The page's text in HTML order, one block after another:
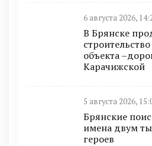
6 августа 2026,
В Брянске
объекта
Карачижской
5 августа 2026,
Брянские
имена двум
героев